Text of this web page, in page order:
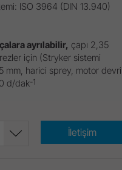
ISO 3964 (DIN 13.940)
ayrılabilir, çapı 2,35
için (Stryker sistemi
mm, harici sprey, motor devri
d/dak-1
İletişim